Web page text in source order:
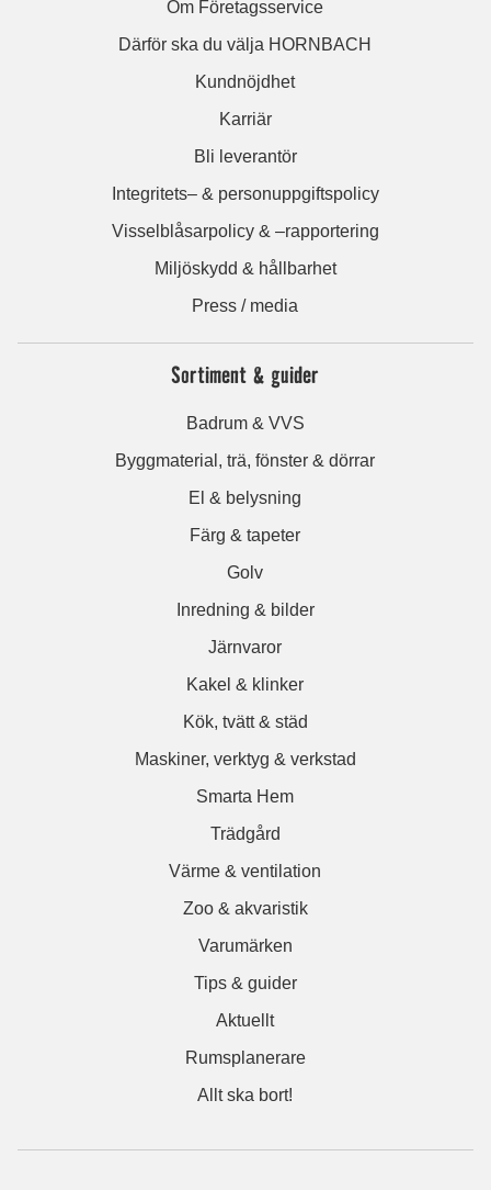
Om Företagsservice
Därför ska du välja HORNBACH
Kundnöjdhet
Karriär
Bli leverantör
Integritets– & personuppgiftspolicy
Visselblåsarpolicy & –rapportering
Miljöskydd & hållbarhet
Press / media
Sortiment & guider
Badrum & VVS
Byggmaterial, trä, fönster & dörrar
El & belysning
Färg & tapeter
Golv
Inredning & bilder
Järnvaror
Kakel & klinker
Kök, tvätt & städ
Maskiner, verktyg & verkstad
Smarta Hem
Trädgård
Värme & ventilation
Zoo & akvaristik
Varumärken
Tips & guider
Aktuellt
Rumsplanerare
Allt ska bort!